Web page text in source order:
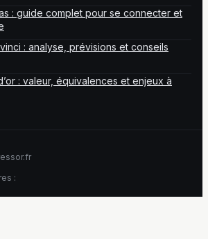
: guide complet pour se connecter et
: analyse, prévisions et conseils
: valeur, équivalences et enjeux à
: